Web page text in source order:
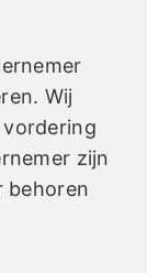
Wij
zijn
behoren